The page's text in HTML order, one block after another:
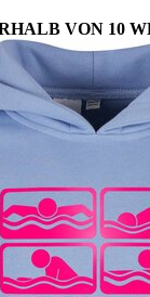
VON 10